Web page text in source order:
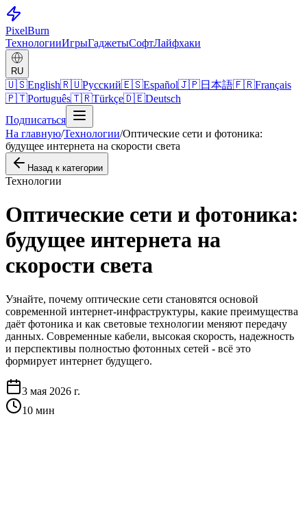
PixelBurn
ТехнологииИгрыГаджетыСофтЛайфхаки
RU
🇺🇸English🇷🇺Русский🇪🇸Español🇯🇵日本語🇫🇷Français
🇵🇹Português🇹🇷Türkçe🇩🇪Deutsch
Подписаться
На главную/Технологии/Оптические сети и фотоника:
будущее интернета на скорости света
Назад к категории
Технологии
Оптические сети и фотоника:
будущее интернета на
скорости света
Узнайте, почему оптические сети становятся основой
современной интернет-инфраструктуры, какие преимущества
даёт фотоника и как световые технологии меняют передачу
данных. Современные кабели, высокая скорость, надежность
и перспективы полностью фотонных сетей - всё это
формирует интернет будущего.
3 мая 2026 г.
10 мин